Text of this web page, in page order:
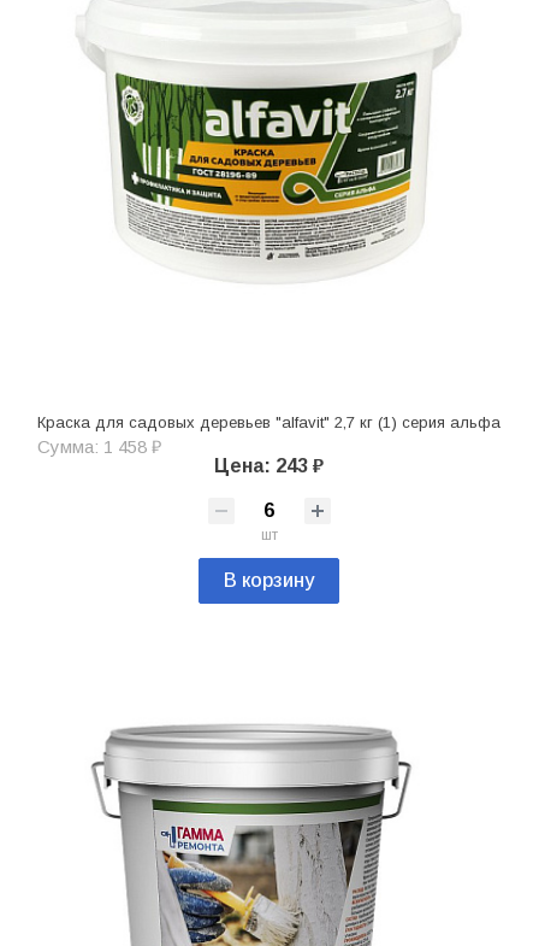
Краска для садовых деревьев "alfavit" 2,7 кг (1) серия альфа
Сумма: 1 458 ₽
Цена: 243 ₽
шт
В корзину